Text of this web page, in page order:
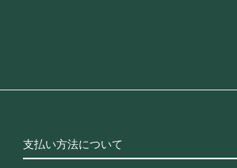
支払い方法について